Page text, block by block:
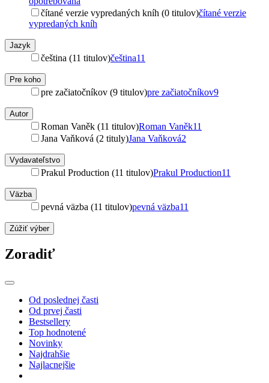
čítané verzie vypredaných kníh (0 titulov)čítané verzie
vypredaných kníh
Jazyk
čeština (11 titulov)čeština11
Pre koho
pre začiatočníkov (9 titulov)pre začiatočníkov9
Autor
Roman Vaněk (11 titulov)Roman Vaněk11
Jana Vaňková (2 tituly)Jana Vaňková2
Vydavateľstvo
Prakul Production (11 titulov)Prakul Production11
Väzba
pevná väzba (11 titulov)pevná väzba11
Zúžiť výber
Zoradiť
Od poslednej časti
Od prvej časti
Bestsellery
Top hodnotené
Novinky
Najdrahšie
Najlacnejšie